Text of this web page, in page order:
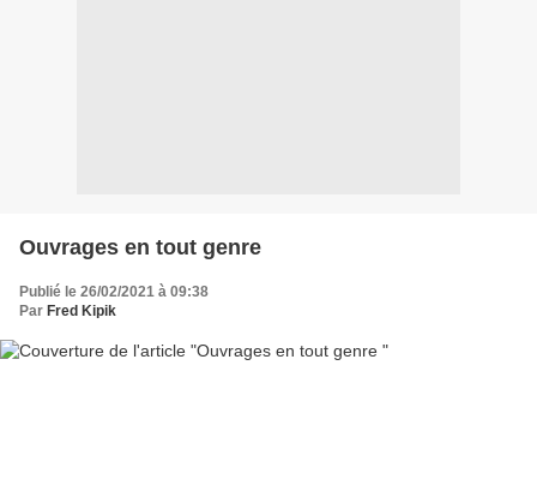
Ouvrages en tout genre
Publié le 26/02/2021 à 09:38
Par Fred Kipik